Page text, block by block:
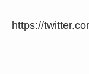
https://